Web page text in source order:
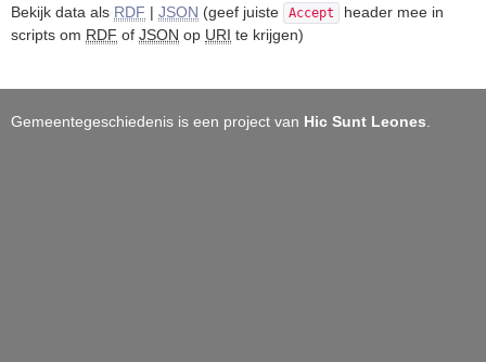
Bekijk data als RDF | JSON (geef juiste Accept
header mee in
scripts om RDF of JSON op URI te krijgen)
Gemeentegeschiedenis is een project van Hic Sunt Leones